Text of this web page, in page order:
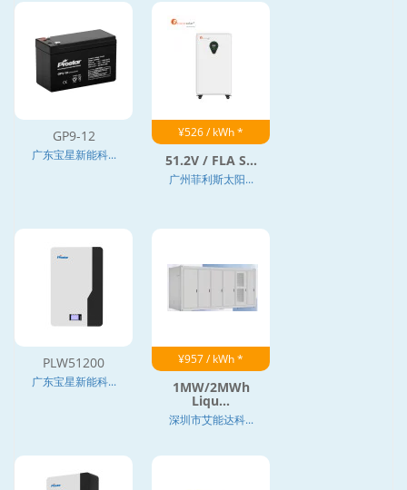
GP9-12
广东宝星新能科...
¥526 / kWh *
51.2V / FLA S...
广州菲利斯太阳...
PLW51200
广东宝星新能科...
¥957 / kWh *
1MW/2MWh
Liqu...
深圳市艾能达科...